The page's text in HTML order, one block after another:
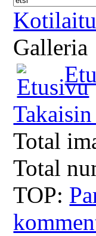
Galleria
Total
Total
TOP: